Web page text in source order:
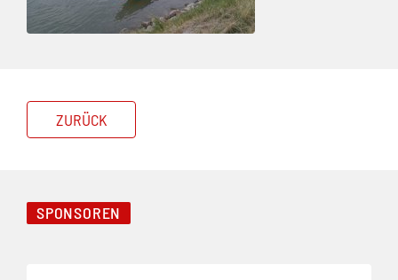
ZURÜCK
SPONSOREN